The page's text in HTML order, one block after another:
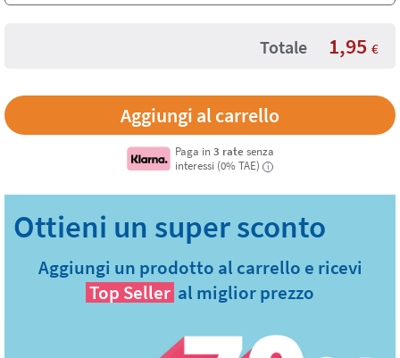
Totale 1,95 €
Paga in 3 rate senza
interessi (0% TAE)
i
Aggiungi un prodotto al carrello e ricevi
Top Seller al miglior prezzo